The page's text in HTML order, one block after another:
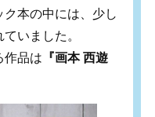
本の中には、少し
いました。
作品は 『画本 西遊